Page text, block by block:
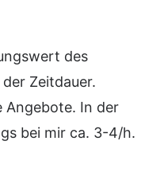
des
Zeitdauer.
Angebote. In der
bei mir ca. 3-4/h.